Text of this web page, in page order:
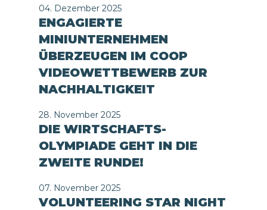
04. Dezember 2025
ENGAGIERTE
MINIUNTERNEHMEN
ÜBERZEUGEN IM COOP
VIDEOWETTBEWERB ZUR
NACHHALTIGKEIT
28. November 2025
DIE WIRTSCHAFTS-
OLYMPIADE GEHT IN DIE
ZWEITE RUNDE!
07. November 2025
VOLUNTEERING STAR NIGHT